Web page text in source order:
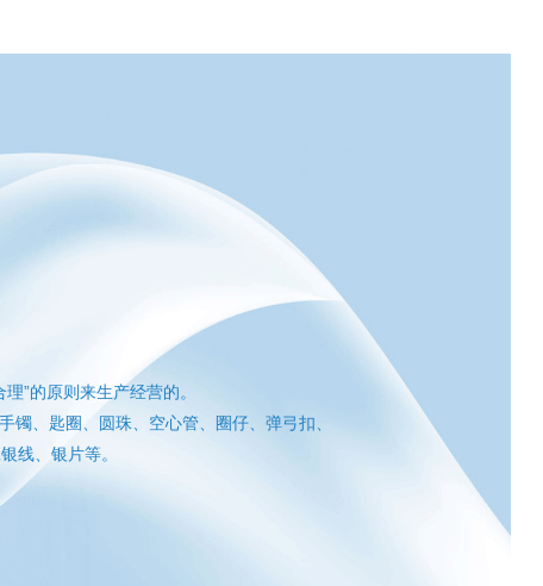
”的原则来生产经营的。
、匙圈、圆珠、空心管、圈仔、弹弓扣、
线、银片等。